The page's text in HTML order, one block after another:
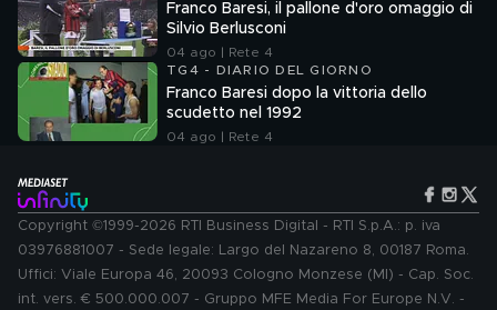
Franco Baresi, il pallone d'oro omaggio di
Silvio Berlusconi
04 ago | Rete 4
TG4 - DIARIO DEL GIORNO
Franco Baresi dopo la vittoria dello
scudetto nel 1992
04 ago | Rete 4
Copyright ©1999-2026 RTI Business Digital - RTI S.p.A.: p. iva
03976881007 - Sede legale: Largo del Nazareno 8, 00187 Roma.
Uffici: Viale Europa 46, 20093 Cologno Monzese (MI) - Cap. Soc.
int. vers. € 500.000.007 - Gruppo MFE Media For Europe N.V. -